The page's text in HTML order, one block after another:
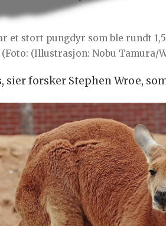
et stort pungdyr som ble rundt
(Illustrasjon: Nobu Tamura/
sier forsker Stephen Wroe,